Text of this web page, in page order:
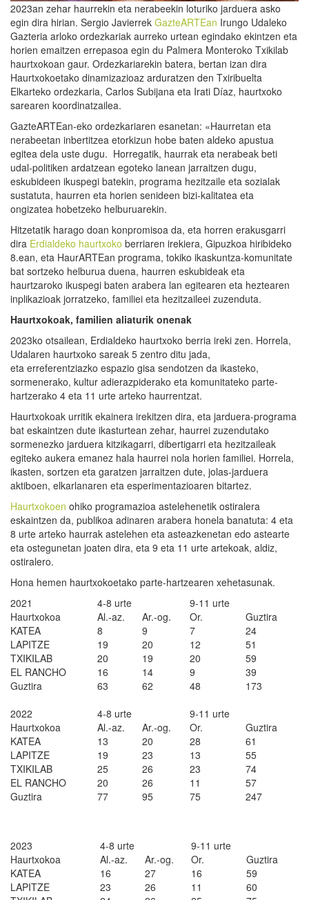
2023an zehar haurrekin eta nerabeekin loturiko jarduera asko
egin dira hirian. Sergio Javierrek GazteARTEan Irungo Udaleko
Gazteria arloko ordezkariak aurreko urtean egindako ekintzen eta
horien emaitzen errepasoa egin du Palmera Monteroko Txikilab
haurtxokoan gaur. Ordezkariarekin batera, bertan izan dira
Haurtxokoetako dinamizazioaz arduratzen den Txiribuelta
Elkarteko ordezkaria, Carlos Subijana eta Irati Díaz, haurtxoko
sarearen koordinatzailea.
GazteARTEan-eko ordezkariaren esanetan: «Haurretan eta
nerabeetan inbertitzea etorkizun hobe baten aldeko apustua
egitea dela uste dugu. Horregatik, haurrak eta nerabeak beti
udal-politiken ardatzean egoteko lanean jarraitzen dugu,
eskubideen ikuspegi batekin, programa hezitzaile eta sozialak
sustatuta, haurren eta horien senideen bizi-kalitatea eta
ongizatea hobetzeko helburuarekin.
Hitzetatik harago doan konpromisoa da, eta horren erakusgarri
dira Erdialdeko haurtxoko berriaren irekiera, Gipuzkoa hiribideko
8.ean, eta HaurARTEan programa, tokiko ikaskuntza-komunitate
bat sortzeko helburua duena, haurren eskubideak eta
haurtzaroko ikuspegi baten arabera lan egitearen eta heztearen
inplikazioak jorratzeko, familiei eta hezitzaileei zuzenduta.
Haurtxokoak, familien aliaturik onenak
2023ko otsailean, Erdialdeko haurtxoko berria ireki zen. Horrela,
Udalaren haurtxoko sareak 5 zentro ditu jada,
eta erreferentziazko espazio gisa sendotzen da ikasteko,
sormenerako, kultur adierazpiderako eta komunitateko parte-
hartzerako 4 eta 11 urte arteko haurrentzat.
Haurtxokoak urritik ekainera irekitzen dira, eta jarduera-programa
bat eskaintzen dute ikasturtean zehar, haurrei zuzendutako
sormenezko jarduera kitzikagarri, dibertigarri eta hezitzaileak
egiteko aukera emanez hala haurrei nola horien familiei. Horrela,
ikasten, sortzen eta garatzen jarraitzen dute, jolas-jarduera
aktiboen, elkarlanaren eta esperimentazioaren bitartez.
Haurtxokoen ohiko programazioa astelehenetik ostiralera
eskaintzen da, publikoa adinaren arabera honela banatuta: 4 eta
8 urte arteko haurrak astelehen eta asteazkenetan edo astearte
eta ostegunetan joaten dira, eta 9 eta 11 urte artekoak, aldiz,
ostiralero.
Hona hemen haurtxokoetako parte-hartzearen xehetasunak.
2021
4-8 urte
9-11 urte
Haurtxokoa
Al.-az. Ar.-og. Or.
Guztira
KATEA
8 9 7
24
LAPITZE
19 20 12
51
TXIKILAB
20 19 20
59
EL RANCHO
16 14 9
39
Guztira
63 62 48
173
2022
4-8 urte
9-11 urte
Haurtxokoa
Al.-az. Ar.-og. Or.
Guztira
KATEA
13 20 28
61
LAPITZE
19 23 13
55
TXIKILAB
25 26 23
74
EL RANCHO
20 26 11
57
Guztira
77 95 75 247
2023 4-8 urte
9-11 urte
Haurtxokoa
Al.-az. Ar.-og. Or.
Guztira
KATEA
16 27 16
59
LAPITZE
23 26 11
60